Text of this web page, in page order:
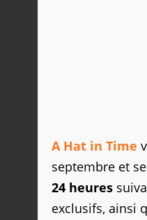
A Hat in Time
septembre et
24 heures
exclusifs, ainsi